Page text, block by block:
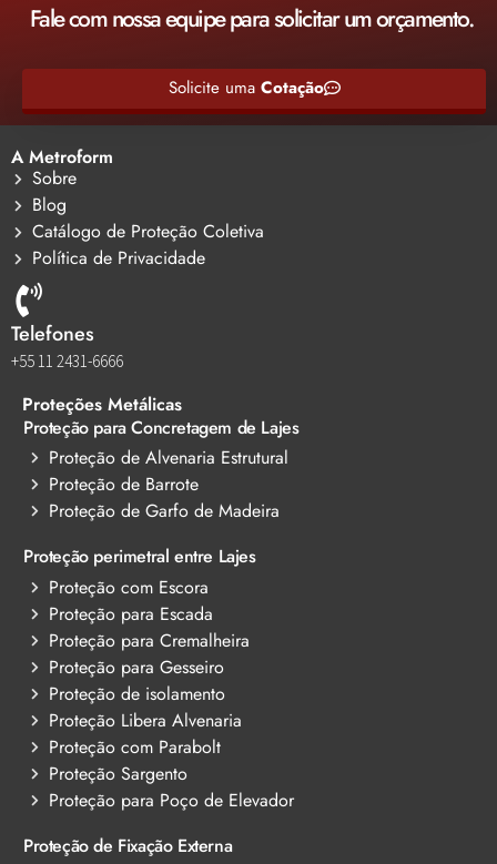
Fale com nossa equipe para solicitar um orçamento.
Solicite uma Cotação
A Metroform
Sobre
Blog
Catálogo de Proteção Coletiva
Política de Privacidade
Telefones
+55 11 2431-6666
Proteções Metálicas
Proteção para Concretagem de Lajes
Proteção de Alvenaria Estrutural
Proteção de Barrote
Proteção de Garfo de Madeira
Proteção perimetral entre Lajes
Proteção com Escora
Proteção para Escada
Proteção para Cremalheira
Proteção para Gesseiro
Proteção de isolamento
Proteção Libera Alvenaria
Proteção com Parabolt
Proteção Sargento
Proteção para Poço de Elevador
Proteção de Fixação Externa